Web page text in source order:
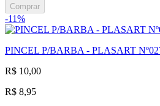
Comprar
-11%
PINCEL P/BARBA - PLASART
R$ 10,00
R$ 8,95